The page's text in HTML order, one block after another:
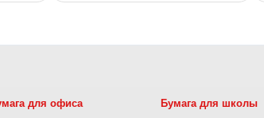
для офиса Бумага для школы